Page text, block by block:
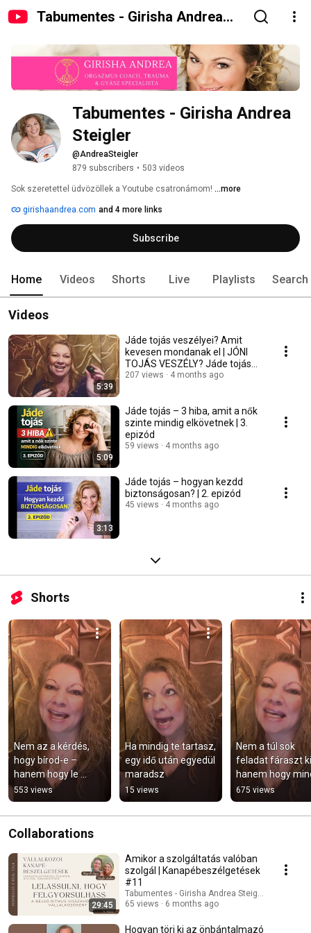
Tabumentes - Girisha Andrea
Tabumentes - Girisha Andrea
Steigler
@AndreaSteigler
879 subscribers • 503 videos
Sok szeretettel üdvözöllek a Youtube csatronámom! ...more
girishaandrea.com and 4 more links
Subscribe
Home Videos Shorts Live Playlists Search
Videos
5:39
Jáde tojás veszélyei? Amit
kevesen mondanak el | JÓNI
TOJÁS VESZÉLY? Jáde tojás
tévhitek | 6. epizód
207 views 4 months ago
5:09
Jáde tojás – 3 hiba, amit a nők
szinte mindig elkövetnek | 3.
epizód
59 views 4 months ago
3:13
Jáde tojás – hogyan kezdd
biztonságosan? | 2. epizód
45 views 4 months ago
Shorts
Nem az a kérdés,
hogy bírod-e –
hanem hogy le
mered-e tenni
553 views
Ha mindig te tartasz,
egy idő után egyedül
maradsz
15 views
Nem a túl sok
feladat fáraszt
hanem hogy
te tartasz
675 views
Collaborations
29:45
Amikor a szolgáltatás valóban
szolgál | Kanapébeszélgetések
#11
Tabumentes - Girisha Andrea Steigler and
65 views
6 months ago
Hogyan törj ki az önbántalmazó